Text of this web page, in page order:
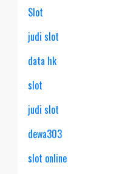
Slot
judi slot
data hk
slot
judi slot
dewa303
slot online